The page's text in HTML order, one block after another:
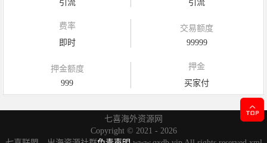
引流
引流
费率
即时
交易额度
99999
押金额度
999
押金
买家付
七喜海外资源网
Copyright © 2021 - 2026